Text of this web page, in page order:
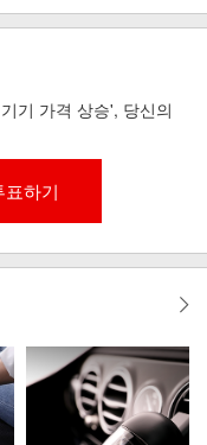
기 가격 상승', 당신의
표하기